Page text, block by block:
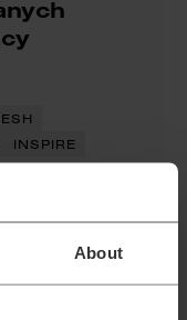
About
INSPIRE